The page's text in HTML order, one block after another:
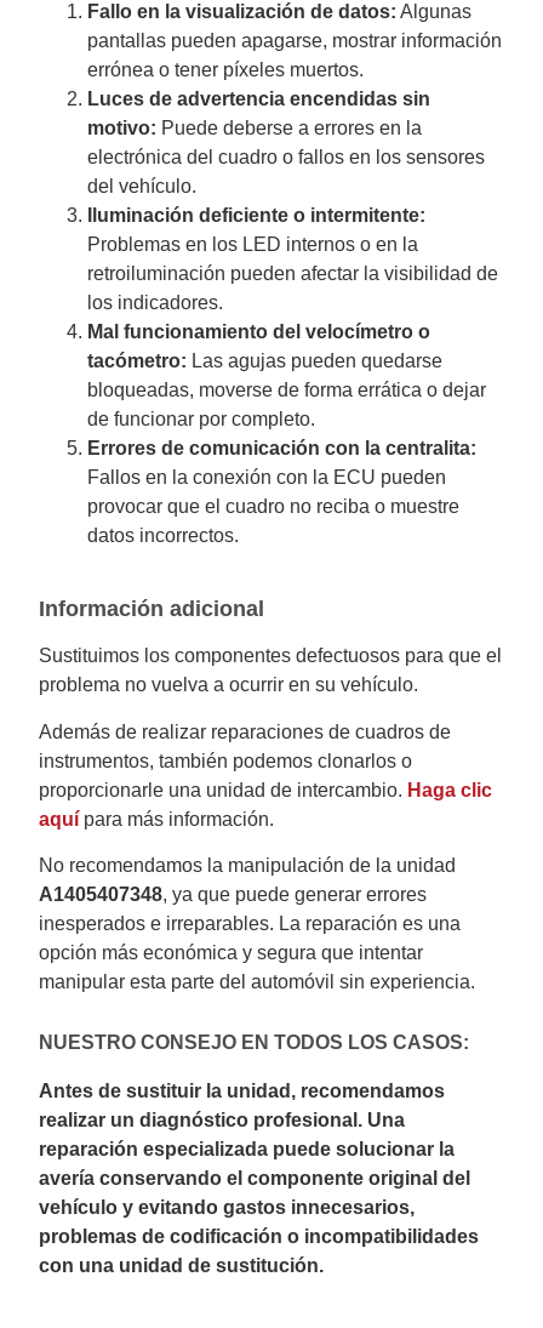
Fallo en la visualización de datos: Algunas
pantallas pueden apagarse, mostrar información
errónea o tener píxeles muertos.
Luces de advertencia encendidas sin
motivo: Puede deberse a errores en la
electrónica del cuadro o fallos en los sensores
del vehículo.
Iluminación deficiente o intermitente:
Problemas en los LED internos o en la
retroiluminación pueden afectar la visibilidad de
los indicadores.
Mal funcionamiento del velocímetro o
tacómetro: Las agujas pueden quedarse
bloqueadas, moverse de forma errática o dejar
de funcionar por completo.
Errores de comunicación con la centralita:
Fallos en la conexión con la ECU pueden
provocar que el cuadro no reciba o muestre
datos incorrectos.
Información adicional
Sustituimos los componentes defectuosos para que el
problema no vuelva a ocurrir en su vehículo.
Además de realizar reparaciones de cuadros de
instrumentos, también podemos clonarlos o
proporcionarle una unidad de intercambio. Haga clic
aquí para más información.
No recomendamos la manipulación de la unidad
A1405407348, ya que puede generar errores
inesperados e irreparables. La reparación es una
opción más económica y segura que intentar
manipular esta parte del automóvil sin experiencia.
NUESTRO CONSEJO EN TODOS LOS CASOS:
Antes de sustituir la unidad, recomendamos
realizar un diagnóstico profesional. Una
reparación especializada puede solucionar la
avería conservando el componente original del
vehículo y evitando gastos innecesarios,
problemas de codificación o incompatibilidades
con una unidad de sustitución.